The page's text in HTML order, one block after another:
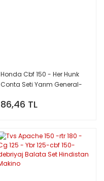
Honda Cbf 150 - Her Hunk
Conta Seti Yarım General-
86,46 TL